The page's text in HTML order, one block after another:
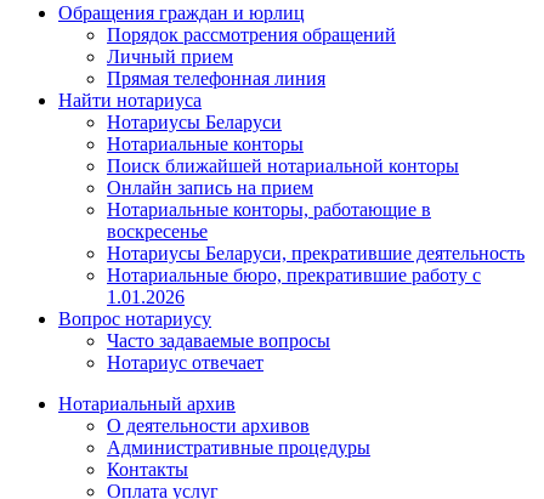
Обращения граждан и юрлиц
Порядок рассмотрения обращений
Личный прием
Прямая телефонная линия
Найти нотариуса
Нотариусы Беларуси
Нотариальные конторы
Поиск ближайшей нотариальной конторы
Онлайн запись на прием
Нотариальные конторы, работающие в
воскресенье
Нотариусы Беларуси, прекратившие деятельность
Нотариальные бюро, прекратившие работу с
1.01.2026
Вопрос нотариусу
Часто задаваемые вопросы
Нотариус отвечает
Нотариальный архив
О деятельности архивов
Административные процедуры
Контакты
Оплата услуг